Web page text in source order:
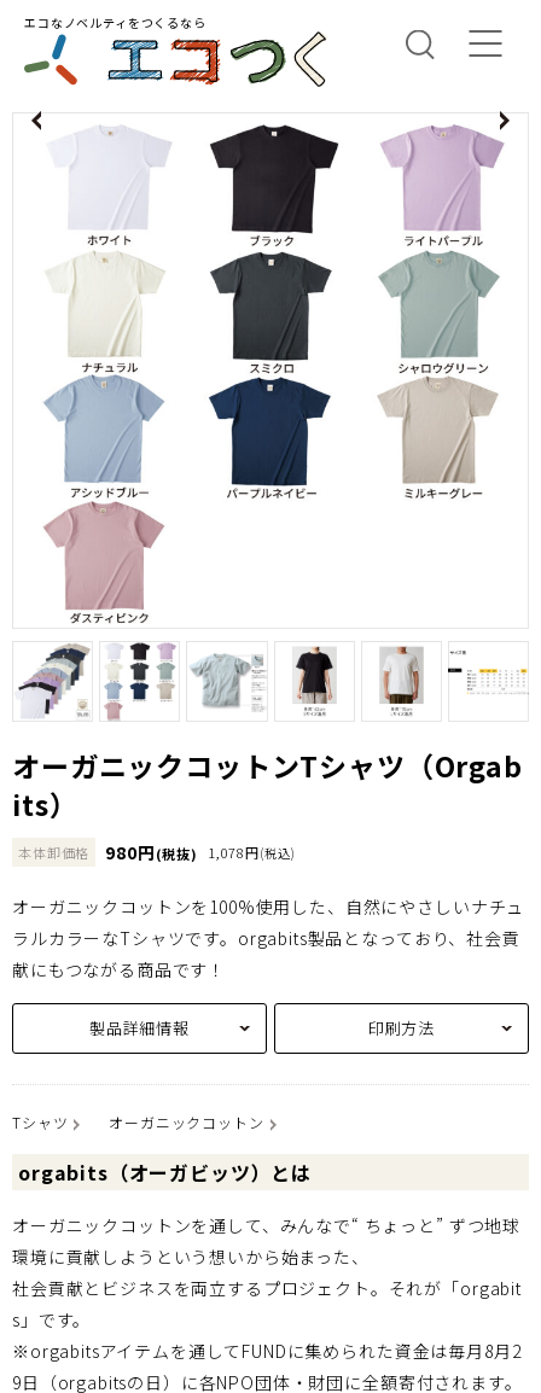
エコなノベルティをつくるなら
オーガニックコットンTシャツ（Orgab
its）
本体卸価格 980円(税抜) 1,078円(税込)
オーガニックコットンを100%使用した、自然にやさしいナチュ
ラルカラーなTシャツです。orgabits製品となっており、社会貢
献にもつながる商品です！
製品詳細情報 印刷方法
Tシャツ オーガニックコットン
orgabits（オーガビッツ）とは
オーガニックコットンを通して、みんなで“ ちょっと” ずつ地球
環境に貢献しようという想いから始まった、
社会貢献とビジネスを両立するプロジェクト。それが「orgabit
s」です。
※orgabitsアイテムを通してFUNDに集められた資金は毎月8月2
9日（orgabitsの日）に各NPO団体・財団に全額寄付されます。